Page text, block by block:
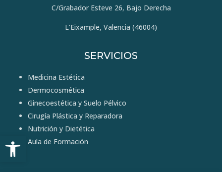
Abrir barra de herramientas
C/Grabador Esteve 26, Bajo Derecha
L’Eixample, Valencia (46004)
SERVICIOS
Medicina Estética
Dermocosmética
Ginecoestética y Suelo Pélvico
Cirugía Plástica y Reparadora
Nutrición y Dietética
Aula de Formación